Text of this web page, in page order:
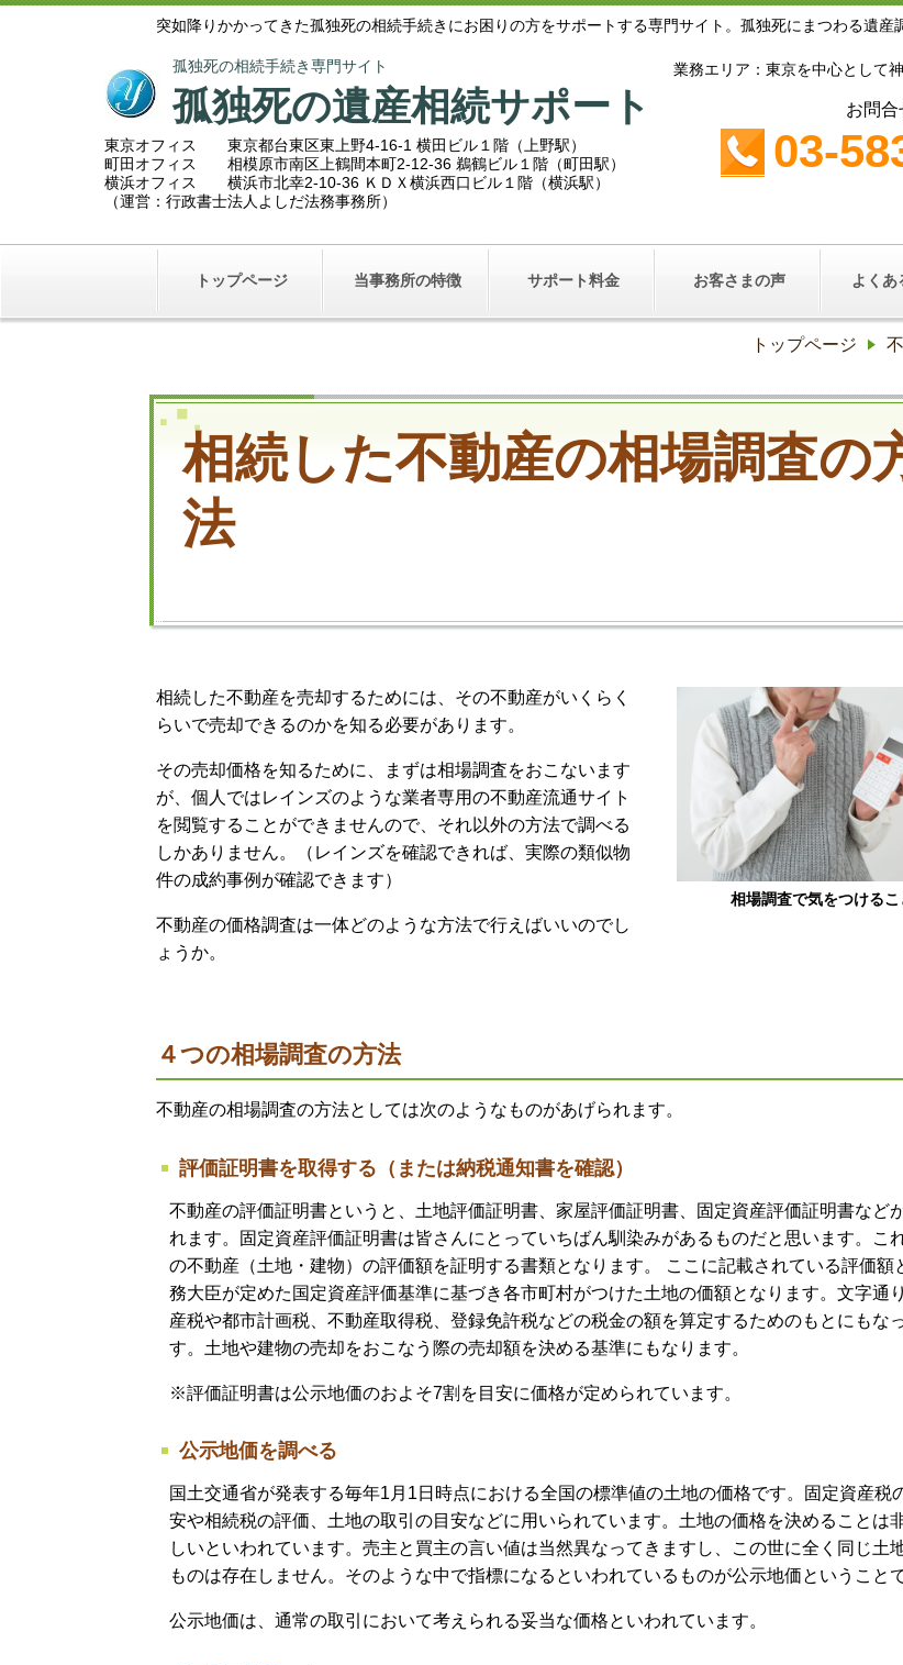
突如降りかかってきた孤独死の相続手続きにお困りの方をサポートする専門サイト。孤独死にまつわる遺産
孤独死の相続手続き専門サイト
孤独死の遺産相続サポート
東京オフィス 東京都台東区東上野4-16-1 横田ビル１階（上野駅）
町田オフィス 相模原市南区上鶴間本町2-12-36 鵜鶴ビル１階（町田駅）
横浜オフィス 横浜市北幸2-10-36 ＫＤＸ横浜西口ビル１階（横浜駅）
（運営：行政書士法人よしだ法務事務所）
業務エリア：東京を中心として
お問
03-
トップページ 当事務所の特徴 サポート料金 お客さまの声 よくあ
トップページ
相続した不動産の相場調査の
法
相場調査で気をつけるこ
相続した不動産を売却するためには、その不動産がいくらく
らいで売却できるのかを知る必要があります。
その売却価格を知るために、まずは相場調査をおこないます
が、個人ではレインズのような業者専用の不動産流通サイト
を閲覧することができませんので、それ以外の方法で調べる
しかありません。（レインズを確認できれば、実際の類似物
件の成約事例が確認できます）
不動産の価格調査は一体どのような方法で行えばいいのでし
ょうか。
４つの相場調査の方法
不動産の相場調査の方法としては次のようなものがあげられます。
評価証明書を取得する（または納税通知書を確認）
不動産の評価証明書というと、土地評価証明書、家屋評価証明書、固定資産評価証明書など
れます。固定資産評価証明書は皆さんにとっていちばん馴染みがあるものだと思います。こ
の不動産（土地・建物）の評価額を証明する書類となります。 ここに記載されている評価額
務大臣が定めた国定資産評価基準に基づき各市町村がつけた土地の価額となります。文字通
産税や都市計画税、不動産取得税、登録免許税などの税金の額を算定するためのもとにもな
す。土地や建物の売却をおこなう際の売却額を決める基準にもなります。
※評価証明書は公示地価のおよそ7割を目安に価格が定められています。
公示地価を調べる
国土交通省が発表する毎年1月1日時点における全国の標準値の土地の価格です。固定資産税
安や相続税の評価、土地の取引の目安などに用いられています。土地の価格を決めることは
しいといわれています。売主と買主の言い値は当然異なってきますし、この世に全く同じ土
ものは存在しません。そのような中で指標になるといわれているものが公示地価ということで
公示地価は、通常の取引において考えられる妥当な価格といわれています。